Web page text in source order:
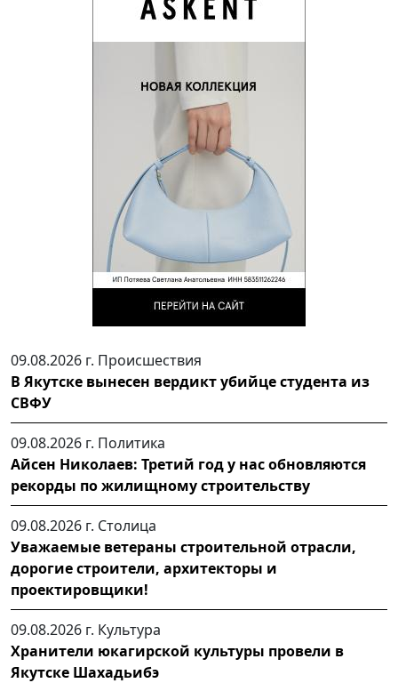
09.08.2026 г. Происшествия
В Якутске вынесен вердикт убийце студента из
СВФУ
09.08.2026 г. Политика
Айсен Николаев: Третий год у нас обновляются
рекорды по жилищному строительству
09.08.2026 г. Столица
Уважаемые ветераны строительной отрасли,
дорогие строители, архитекторы и
проектировщики!
09.08.2026 г. Культура
Хранители юкагирской культуры провели в
Якутске Шахадьибэ